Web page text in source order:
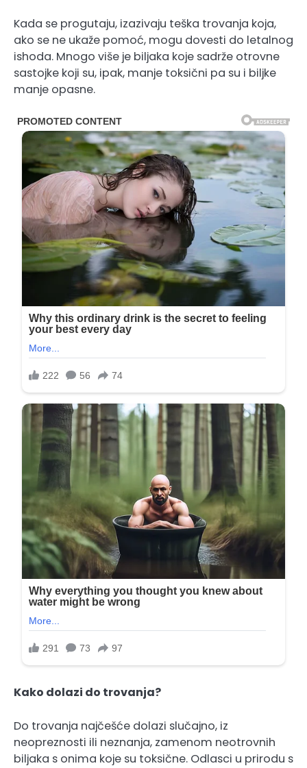
Kada se progutaju, izazivaju teška trovanja koja,
ako se ne ukaže pomoć, mogu dovesti do letalnog
ishoda. Mnogo više je biljaka koje sadrže otrovne
sastojke koji su, ipak, manje toksični pa su i biljke
manje opasne.
Kako dolazi do trovanja?
Do trovanja najčešće dolazi slučajno, iz
neopreznosti ili neznanja, zamenom neotrovnih
biljaka s onima koje su toksične. Odlasci u prirodu s